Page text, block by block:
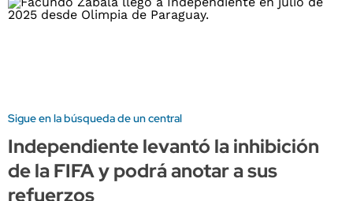
Sigue en la búsqueda de un central
Independiente levantó la inhibición
de la FIFA y podrá anotar a sus
refuerzos